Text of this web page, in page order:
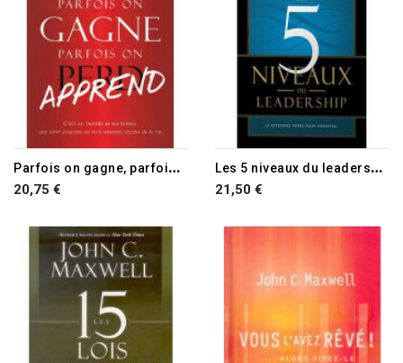
P
arfois on gagne, parfois on apprend
20,75 €
RUPTURE DE STOCK L
es 5 niveaux du leadership
21,50 €